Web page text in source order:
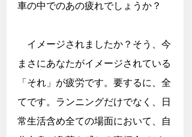
車の中でのあの疲れでしょうか？
イメージされましたか？そう、今
まさにあなたがイメージされている
「それ」が疲労です。要するに、全
てです。ランニングだけでなく、日
常生活含め全ての場面において、自